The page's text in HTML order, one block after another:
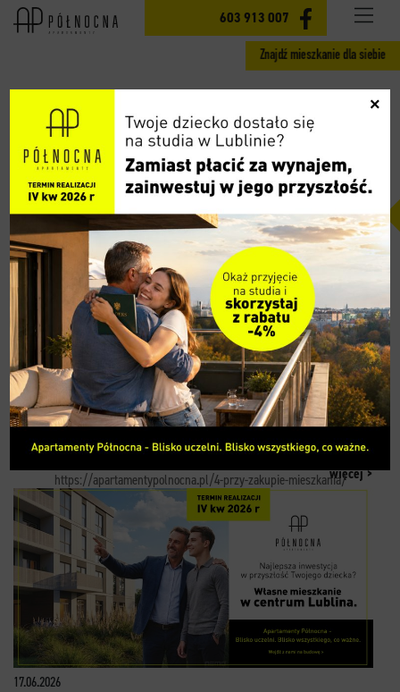
603 913 007
Znajdź mieszkanie dla siebie
INWESTYCJA
GOTOWE MIESZKANIA ETAP I
CENY
LOKALIZACJA
AKTUALNOŚCI
GALERIA
WIDOK 360
KONTAKT
13.07.2026
– 4% PRZY ZAKUPIE MIESZKANIA
Twoje dziecko dostało się na studia w Lublinie? GRATULUJEMY!
Z tej okazji mamy dla Was specjalny rabat -4% na zakup mieszkania
więcej >
17.06.2026
https://apartamentypolnocna.pl/4-przy-zakupie-mieszkania/
×